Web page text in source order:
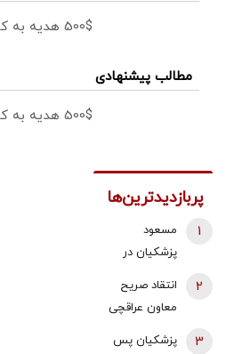
500$ هدیه به کاربران جدید،ثبت نام کن
مطالب پیشنهادی
500$ هدیه به کاربران جدید،ثبت نام کن
پربازدیدترین‌ها
مسعود
پزشکیان در
شهادت ایشان
کجا بود؟
1
انتقاد صریح
معاون عراقچی
2
پزشکیان پس 3